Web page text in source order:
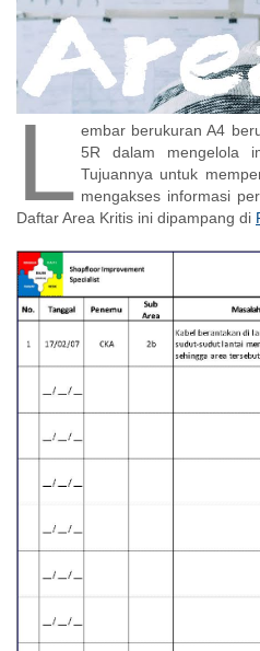
L embar berukuran A4
5R dalam mengelola
Tujuannya untuk
mengakses informasi
Daftar Area Kritis ini dipampang di